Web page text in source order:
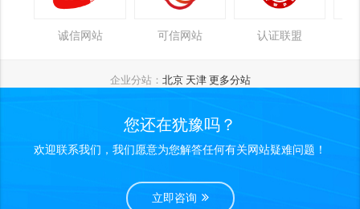
诚信网站 可信网站 认证联盟
企业分站： 北京 天津 更多分站
您还在犹豫吗？
欢迎联系我们，我们愿意为您解答任何有关网站疑难问题！
立即咨询